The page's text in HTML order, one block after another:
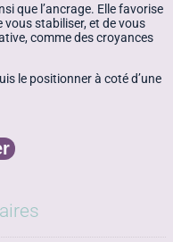
que l’ancrage. Elle favorise
vous stabiliser, et de vous
comme des croyances
le positionner à coté d’une